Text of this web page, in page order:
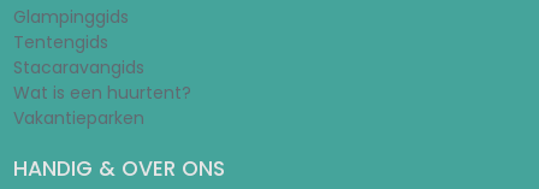
Glampinggids
Tentengids
Stacaravangids
Wat is een huurtent?
Vakantieparken
HANDIG & OVER ONS